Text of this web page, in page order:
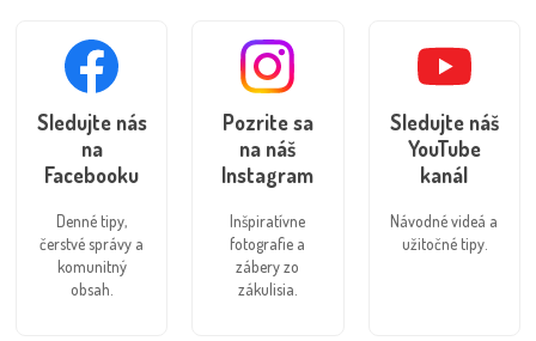
Sledujte nás
na
Facebooku
Denné tipy,
čerstvé správy a
komunitný
obsah.
Pozrite sa
na náš
Instagram
Inšpiratívne
fotografie a
zábery zo
zákulisia.
Sledujte náš
YouTube
kanál
Návodné videá a
užitočné tipy.